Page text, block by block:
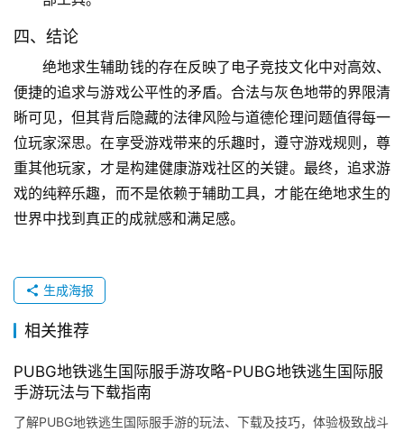
四、结论
绝地求生辅助钱的存在反映了电子竞技文化中对高效、
便捷的追求与游戏公平性的矛盾。合法与灰色地带的界限清
晰可见，但其背后隐藏的法律风险与道德伦理问题值得每一
位玩家深思。在享受游戏带来的乐趣时，遵守游戏规则，尊
重其他玩家，才是构建健康游戏社区的关键。最终，追求游
戏的纯粹乐趣，而不是依赖于辅助工具，才能在绝地求生的
世界中找到真正的成就感和满足感。
生成海报
相关推荐
PUBG地铁逃生国际服手游攻略-PUBG地铁逃生国际服
手游玩法与下载指南
了解PUBG地铁逃生国际服手游的玩法、下载及技巧，体验极致战斗